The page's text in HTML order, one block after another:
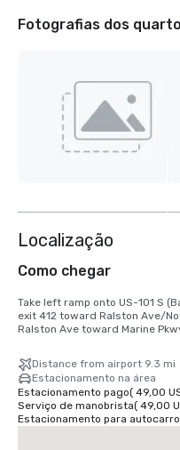
Fotografias dos
Localização
Como chegar
Take left ramp onto US-101 S
exit 412 toward Ralston Ave/
Ralston Ave toward Marine
Distance from airport 9.3 mi
Estacionamento na área
Estacionamento pago( 49,00
Serviço de manobrista( 49,00
Estacionamento para autocarro